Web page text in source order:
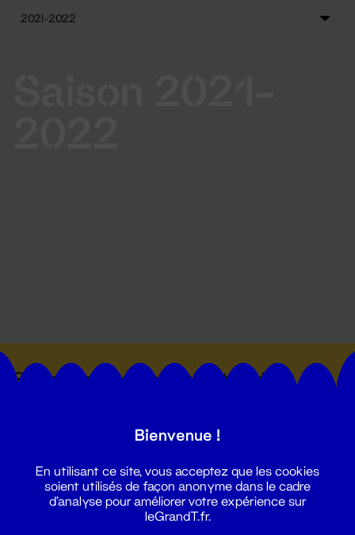
Suivez toutes les actualités du
Bienvenue !
En utilisant ce site, vous acceptez que les cookies
soient utilisés de façon anonyme dans le cadre
d'analyse pour améliorer votre expérience sur
leGrandT.fr.